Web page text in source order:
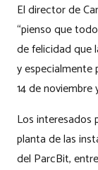
El director de
“pienso que
de felicidad que
y especialmente
14 de noviembre
Los interesados
planta de las
del ParcBit,